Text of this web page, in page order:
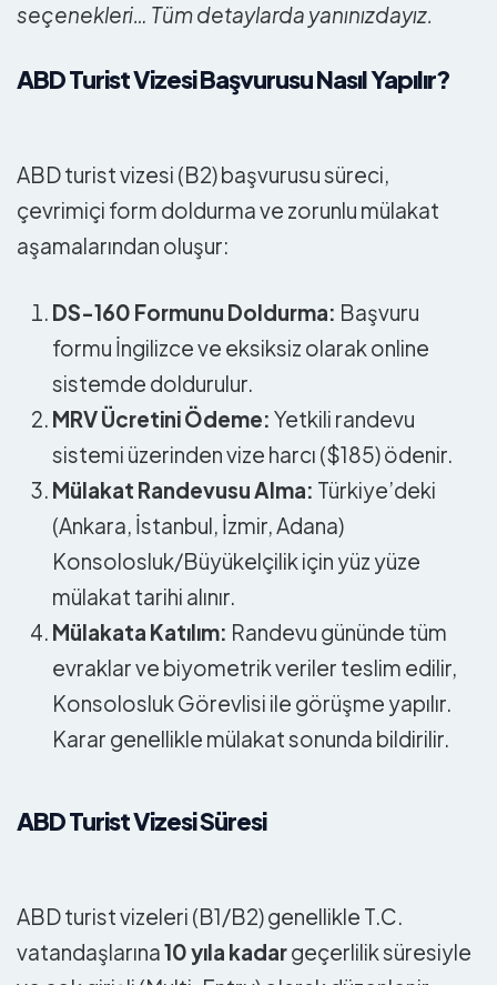
seçenekleri… Tüm detaylarda yanınızdayız.
ABD Turist Vizesi Başvurusu Nasıl Yapılır?
ABD turist vizesi (B2) başvurusu süreci,
çevrimiçi form doldurma ve zorunlu mülakat
aşamalarından oluşur:
DS-160 Formunu Doldurma: Başvuru
formu İngilizce ve eksiksiz olarak online
sistemde doldurulur.
MRV Ücretini Ödeme: Yetkili randevu
sistemi üzerinden vize harcı ($185) ödenir.
Mülakat Randevusu Alma: Türkiye’deki
(Ankara, İstanbul, İzmir, Adana)
Konsolosluk/Büyükelçilik için yüz yüze
mülakat tarihi alınır.
Mülakata Katılım: Randevu gününde tüm
evraklar ve biyometrik veriler teslim edilir,
Konsolosluk Görevlisi ile görüşme yapılır.
Karar genellikle mülakat sonunda bildirilir.
ABD Turist Vizesi Süresi
ABD turist vizeleri (B1/B2) genellikle T.C.
vatandaşlarına10 yıla kadargeçerlilik süresiyle